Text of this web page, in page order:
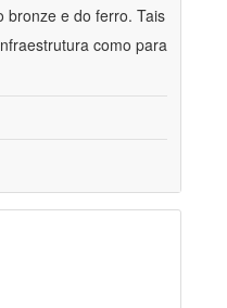
bronze e do ferro. Tais
como para